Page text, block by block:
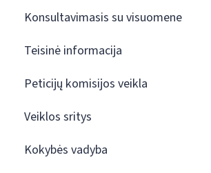
Konsultavimasis su visuomene
Teisinė informacija
Peticijų komisijos veikla
Veiklos sritys
Kokybės vadyba